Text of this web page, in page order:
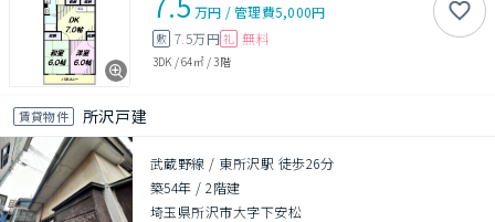
万円 /管理費5,000円
敷 7.5万円 礼 無料
3DK /64㎡/3階
賃貸物件 所沢戸建
武蔵野線 / 東所沢駅 徒歩26分
築54年 /2階建
埼玉県所沢市大字下安松